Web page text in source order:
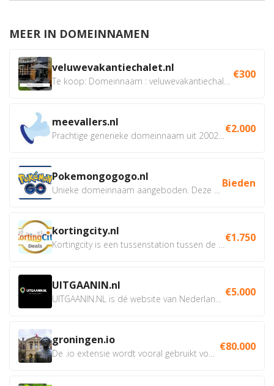
MEER IN DOMEINNAMEN
veluwevakantiechalet.nl €300
meevallers.nl €2.000
Pokemongogogo.nl Bieden
kortingcity.nl €1.750
UITGAANIN.nl €5.000
groningen.io €80.000